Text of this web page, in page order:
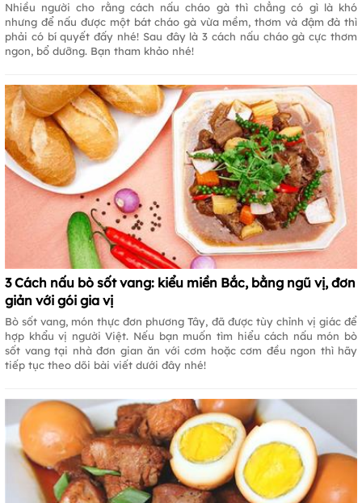
Nhiều người cho rằng cách nấu cháo gà thì chẳng có gì là khó
nhưng để nấu được một bát cháo gà vừa mềm, thơm và đậm đà thì
phải có bí quyết đấy nhé! Sau đây là 3 cách nấu cháo gà cực thơm
ngon, bổ dưỡng. Bạn tham khảo nhé!
3 Cách nấu bò sốt vang: kiểu miền Bắc, bằng ngũ vị, đơn
giản với gói gia vị
Bò sốt vang, món thực đơn phương Tây, đã được tùy chỉnh vị giác để
hợp khẩu vị người Việt. Nếu bạn muốn tìm hiểu cách nấu món bò
sốt vang tại nhà đơn gian ăn với cơm hoặc cơm đều ngon thì hãy
tiếp tục theo dõi bài viết dưới đây nhé!